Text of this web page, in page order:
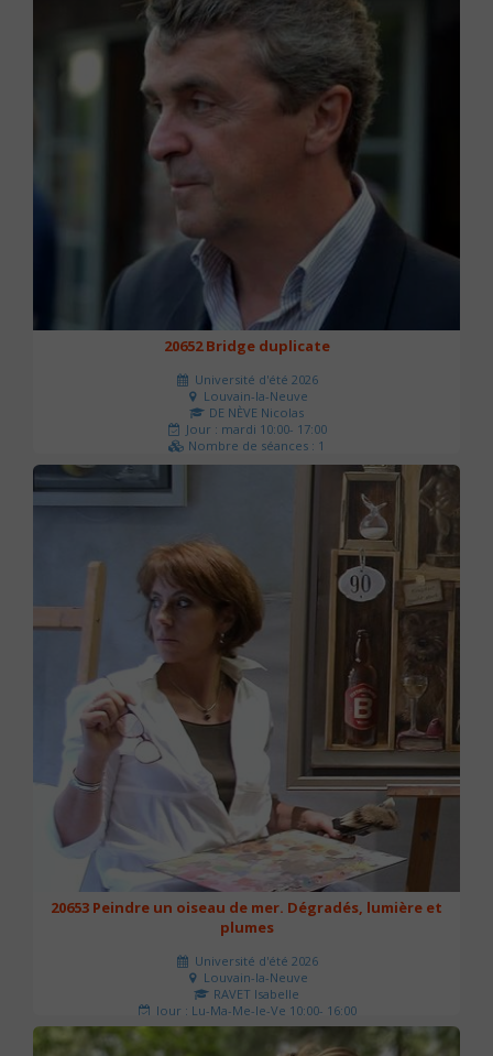
20652 Bridge duplicate
Université d'été 2026
Louvain-la-Neuve
DE NÈVE Nicolas
Jour : mardi 10:00- 17:00
Nombre de séances : 1
50 €
20653 Peindre un oiseau de mer. Dégradés, lumière et
plumes
Université d'été 2026
Louvain-la-Neuve
RAVET Isabelle
Jour : Lu-Ma-Me-Je-Ve 10:00- 16:00
Nombre de séances : 2